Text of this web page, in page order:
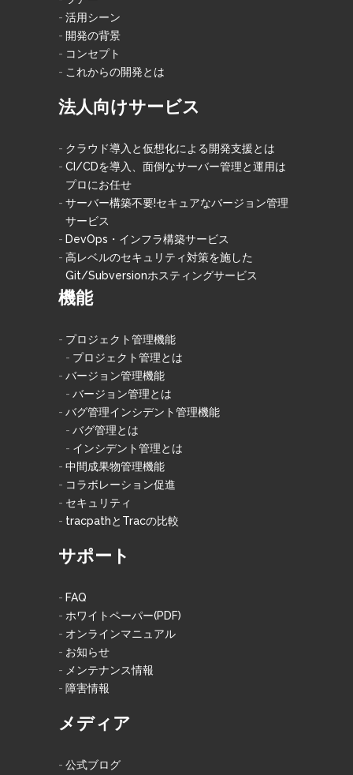
活用シーン
開発の背景
コンセプト
これからの開発とは
法人向けサービス
クラウド導入と仮想化による開発支援とは
CI/CDを導入、面倒なサーバー管理と運用は
プロにお任せ
サーバー構築不要!セキュアなバージョン管理
サービス
DevOps・インフラ構築サービス
高レベルのセキュリティ対策を施した
Git/Subversionホスティングサービス
機能
プロジェクト管理機能
プロジェクト管理とは
バージョン管理機能
バージョン管理とは
バグ管理インシデント管理機能
バグ管理とは
インシデント管理とは
中間成果物管理機能
コラボレーション促進
セキュリティ
tracpathとTracの比較
サポート
FAQ
ホワイトペーパー(PDF)
オンラインマニュアル
お知らせ
メンテナンス情報
障害情報
メディア
公式ブログ